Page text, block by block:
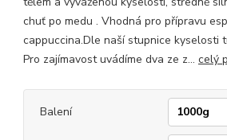
chuť po medu . Vhodná pro přípravu
cappuccina.Dle naší stupnice kyselosti
Pro zajímavost uvádíme dva ze z... celý
Balení